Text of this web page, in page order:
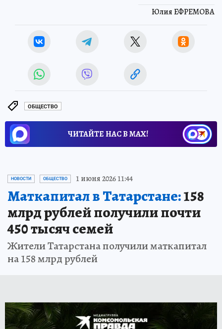
Юлия ЕФРЕМОВА
ОБЩЕСТВО
ЧИТАЙТЕ НАС В МАХ!
НОВОСТИ ОБЩЕСТВО 1 июня 2026 11:44
Маткапитал в Татарстане:158
млрд рублей получили почти
450 тысяч семей
Жители Татарстана получили маткапитал
на 158 млрд рублей